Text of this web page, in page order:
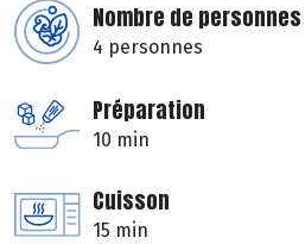
Nombre de personnes
4 personnes
Préparation
10 min
Cuisson
15 min